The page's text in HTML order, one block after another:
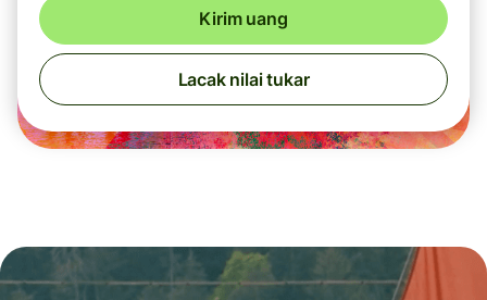
Kirim uang
Lacak nilai tukar